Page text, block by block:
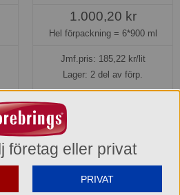
1.000,20 kr
Hel förpackning = 6*900 ml
Jmf.pris: 185,22kr/lit
Lager: 2 del av förp.
företag eller privat
PRIVAT